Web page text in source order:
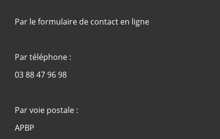
Par le formulaire de contact en ligne
Par téléphone :
03 88 47 96 98
Par voie postale :
APBP